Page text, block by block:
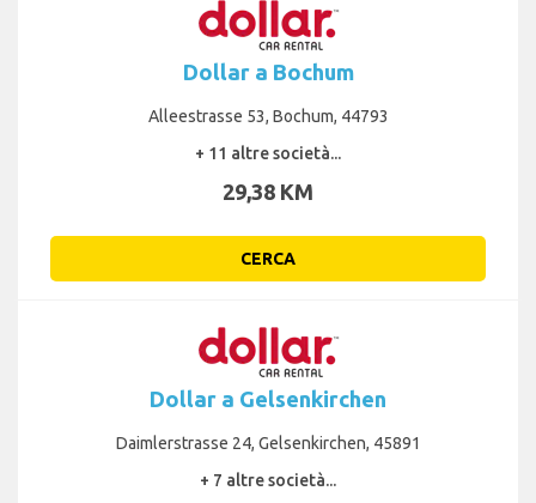
Dollar a Bochum
Alleestrasse 53, Bochum, 44793
+ 11 altre società...
29,38 KM
CERCA
Dollar a Gelsenkirchen
Daimlerstrasse 24, Gelsenkirchen, 45891
+ 7 altre società...